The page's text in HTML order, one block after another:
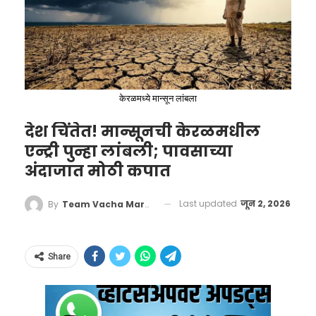
उपमुख्यमंत्री अजित पवार यांचे निर्देश
पॅराग्लायडींग स्पर्धेचे आयोजन, जिल्ह्याच्या सर्व
तालुक्यांमधून जाणारी ग्रॅन्डसायकलिंग चॅलेंज स्पर्धा,
बारामती व इंदापूरला हॉटएअर बलून फेस्टीव्हल, पवना
केरळमध्ये मान्सून लांबला
देश चिंतेत! मान्सूनची केरळमधील
एन्ट्री पुन्हा लांबली; पावसाच्या
अंदाजात मोठी कपात
By Team Vacha Marathi Last updated जून 2, 2026
Share